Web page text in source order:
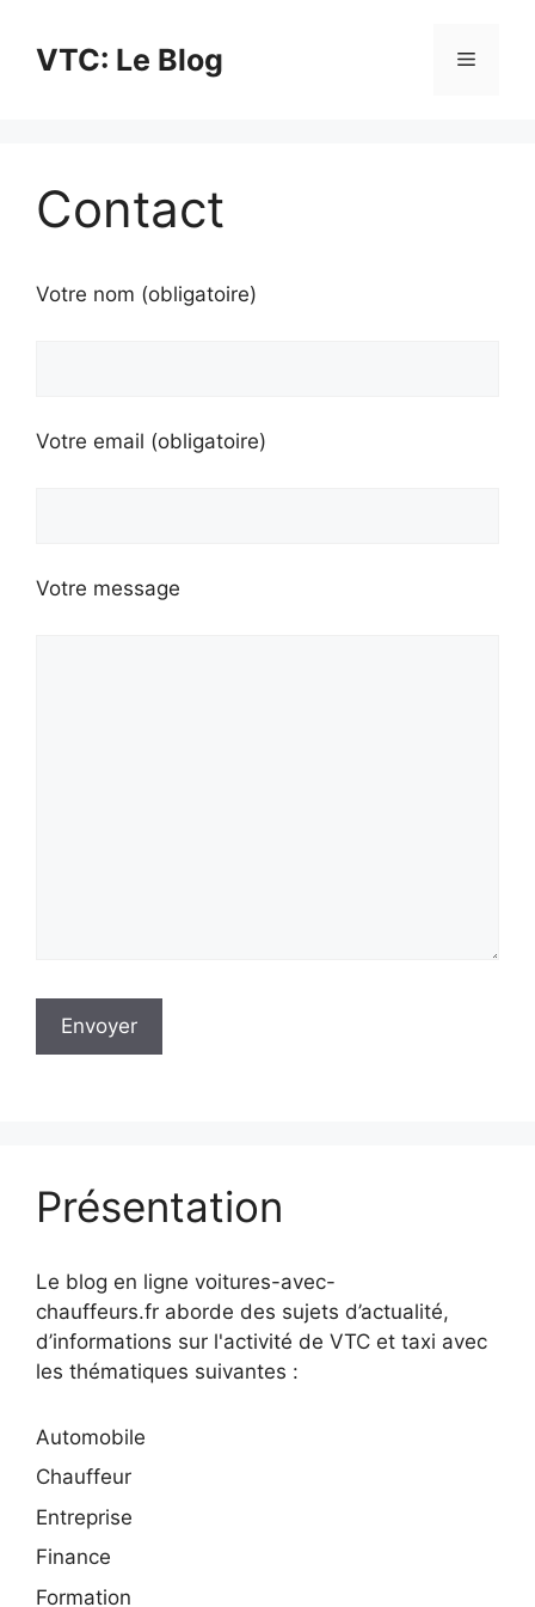
contenuVTC: Le Blog Menu
Contact
Votre nom (obligatoire)
Votre email (obligatoire)
Votre message
Présentation
Le blog en ligne voitures-avec-
chauffeurs.fr aborde des sujets d’actualité,
d’informations sur l'activité de VTC et taxi avec
les thématiques suivantes :
Automobile
Chauffeur
Entreprise
Finance
Formation